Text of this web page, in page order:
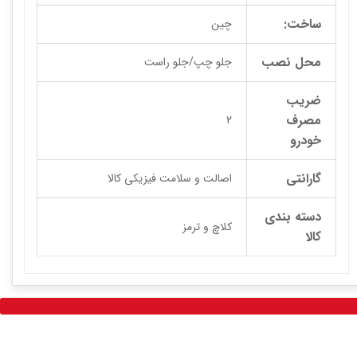
ساخت: چین
محل نصب جلو چپ/جلو راست
ضریب
مصرف
خودرو
2
گارانتی اصالت و سلامت فیزیکی کالا
دسته بندی
کالا
کلاچ و ترمز